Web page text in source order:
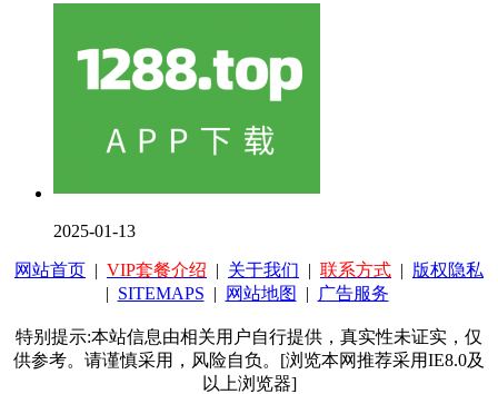
2025-01-13
网站首页 | VIP套餐介绍 | 关于我们 | 联系方式 | 版权隐私
| SITEMAPS | 网站地图 | 广告服务
特别提示:本站信息由相关用户自行提供，真实性未证实，仅
供参考。请谨慎采用，风险自负。[浏览本网推荐采用IE8.0及
以上浏览器]